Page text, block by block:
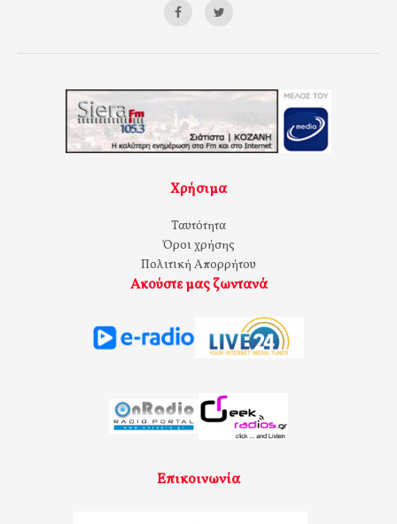
Χρήσιμα
Ταυτότητα
Όροι χρήσης
Πολιτική Απορρήτου
Ακούστε μας ζωντανά
Επικοινωνία